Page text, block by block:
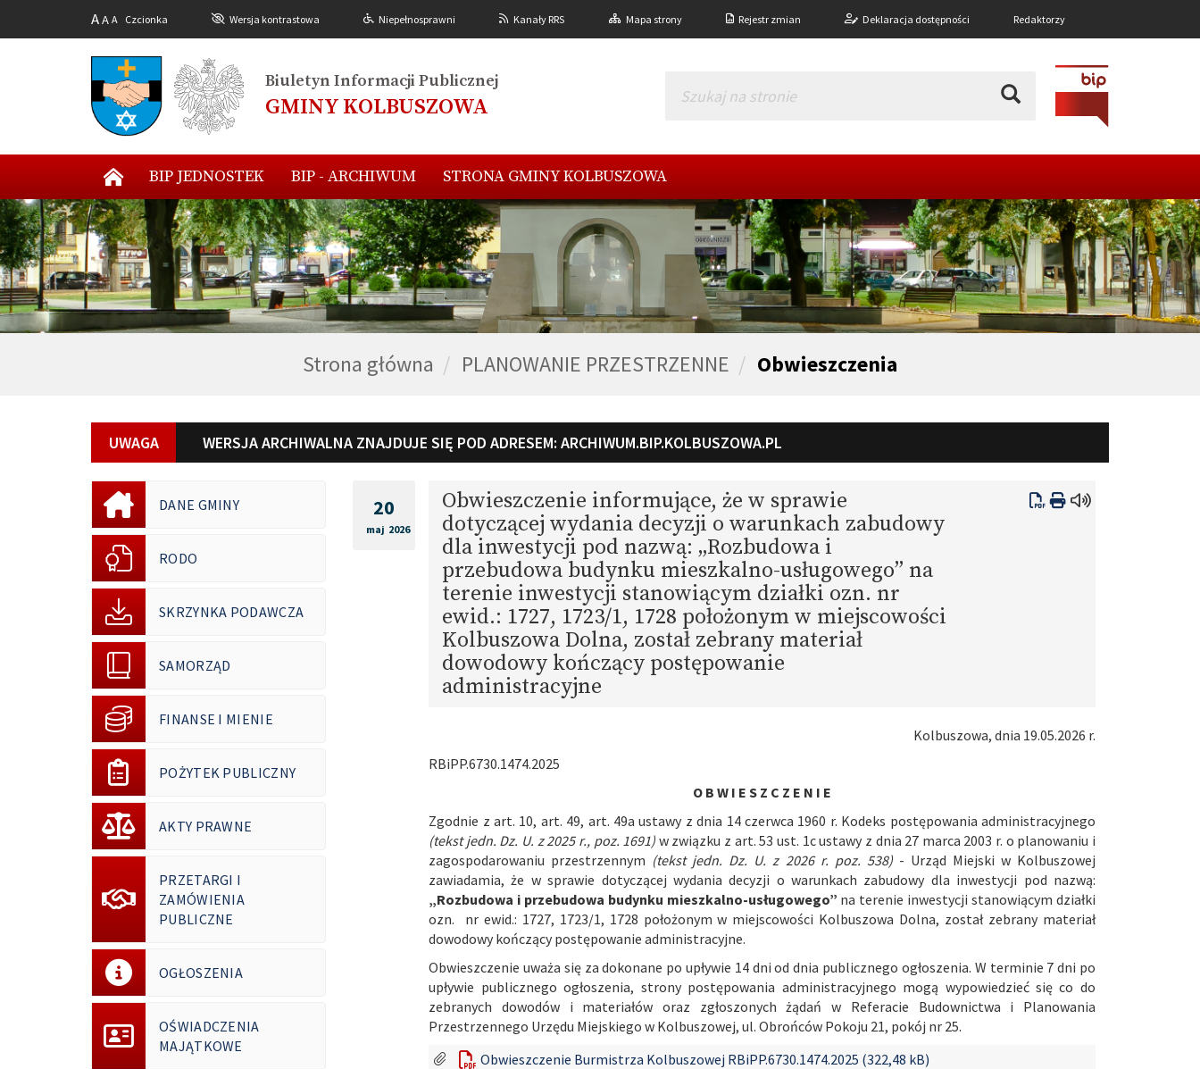
AA A Czcionka Wersja kontrastowa Niepełnosprawni Kanały RRS Mapa strony Rejestr zmian Deklaracja dostępności Redaktorzy
Biuletyn Informacji Publicznej
GMINY KOLBUSZOWA
BIP JEDNOSTEK BIP - ARCHIWUM STRONA GMINY KOLBUSZOWA
Strona główna PLANOWANIE PRZESTRZENNE Obwieszczenia
UWAGA WERSJA ARCHIWALNA ZNAJDUJE SIĘ POD ADRESEM: ARCHIWUM.BIP.KOLBUSZOWA.PL
DANE GMINY
RODO
SKRZYNKA PODAWCZA
SAMORZĄD
FINANSE I MIENIE
POŻYTEK PUBLICZNY
AKTY PRAWNE
PRZETARGI I
ZAMÓWIENIA
PUBLICZNE
OGŁOSZENIA
OŚWIADCZENIA
MAJĄTKOWE
20
maj 2026
Obwieszczenie informujące, że w sprawie
dotyczącej wydania decyzji o warunkach zabudowy
dla inwestycji pod nazwą: „Rozbudowa i
przebudowa budynku mieszkalno-usługowego” na
terenie inwestycji stanowiącym działki ozn. nr
ewid.: 1727, 1723/1, 1728 położonym w miejscowości
Kolbuszowa Dolna, został zebrany materiał
dowodowy kończący postępowanie
administracyjne
Kolbuszowa, dnia 19.05.2026 r.
RBiPP.6730.1474.2025
O B W I E S Z C Z E N I E
Zgodnie z art. 10, art. 49, art. 49a ustawy z dnia 14 czerwca 1960 r. Kodeks postępowania administracyjnego
(tekst jedn. Dz. U. z 2025 r., poz. 1691) w związku z art. 53 ust. 1c ustawy z dnia 27 marca 2003 r. o planowaniu i
zagospodarowaniu przestrzennym (tekst jedn. Dz. U. z 2026 r. poz. 538)- Urząd Miejski w Kolbuszowej
zawiadamia, że w sprawie dotyczącej wydania decyzji o warunkach zabudowy dla inwestycji pod nazwą:
„Rozbudowa i przebudowa budynku mieszkalno-usługowego” na terenie inwestycji stanowiącym działki
ozn. nr ewid.: 1727, 1723/1, 1728 położonym w miejscowości Kolbuszowa Dolna, został zebrany materiał
dowodowy kończący postępowanie administracyjne.
Obwieszczenie uważa się za dokonane po upływie 14 dni od dnia publicznego ogłoszenia. W terminie 7 dni po
upływie publicznego ogłoszenia, strony postępowania administracyjnego mogą wypowiedzieć się co do
zebranych dowodów i materiałów oraz zgłoszonych żądań w Referacie Budownictwa i Planowania
Przestrzennego Urzędu Miejskiego w Kolbuszowej, ul. Obrońców Pokoju 21, pokój nr 25.
Obwieszczenie Burmistrza Kolbuszowej RBiPP.6730.1474.2025 (322,48 kB)